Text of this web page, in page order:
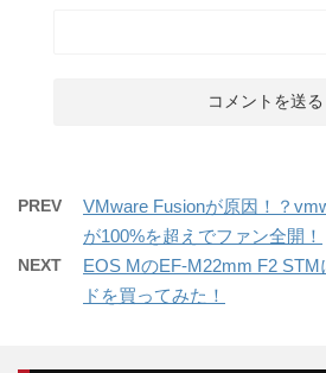
PREV
VMware Fusionが原因！？
が100%を超えでファン全開！
NEXT
EOS MのEF-M22mm F2
ドを買ってみた！